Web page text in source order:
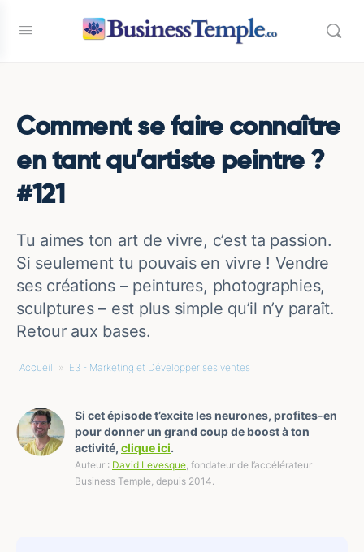
Comment se faire connaître
en tant qu’artiste peintre ?
#121
Tu aimes ton art de vivre, c’est ta passion.
Si seulement tu pouvais en vivre ! Vendre
ses créations – peintures, photographies,
sculptures – est plus simple qu’il n’y paraît.
Retour aux bases.
Accueil » E3 - Marketing et Développer ses ventes
Si cet épisode t’excite les neurones, profites-en
pour donner un grand coup de boost à ton
activité, clique ici.
Auteur : David Levesque, fondateur de l’accélérateur
Business Temple, depuis 2014.